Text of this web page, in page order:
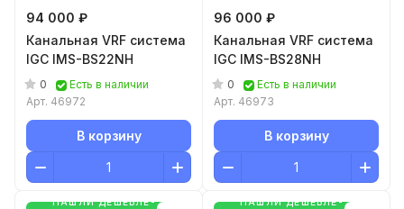
94 000 ₽
Канальная VRF система
IGC IMS-BS22NH
0
Есть в наличии
Арт. 46972
В корзину
96 000 ₽
Канальная VRF система
IGC IMS-BS28NH
0
Есть в наличии
Арт. 46973
В корзину
НАШЛИ ДЕШЕВЛЕ-
НАШЛИ ДЕШЕВЛЕ-